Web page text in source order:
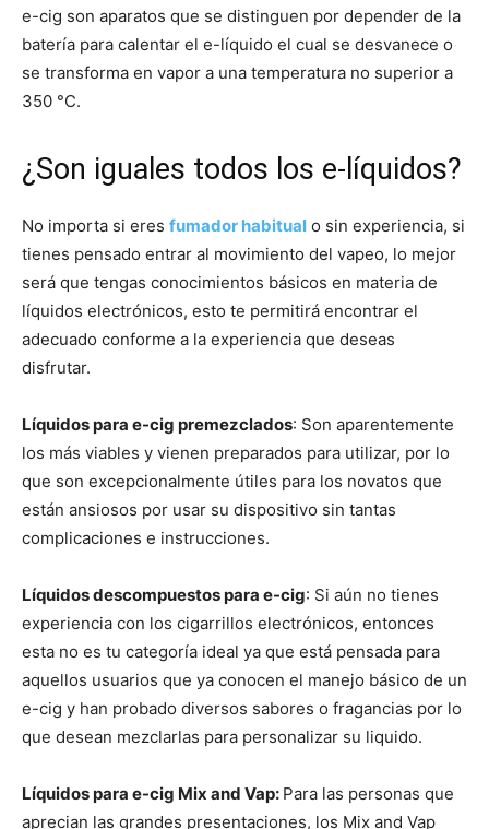
e-cig son aparatos que se distinguen por depender de la
batería para calentar el e-líquido el cual se desvanece o
se transforma en vapor a una temperatura no superior a
350 °C.
¿Son iguales todos los e-líquidos?
No importa si eres fumador habitual o sin experiencia, si
tienes pensado entrar al movimiento del vapeo, lo mejor
será que tengas conocimientos básicos en materia de
líquidos electrónicos, esto te permitirá encontrar el
adecuado conforme a la experiencia que deseas
disfrutar.
Líquidos para e-cig premezclados: Son aparentemente
los más viables y vienen preparados para utilizar, por lo
que son excepcionalmente útiles para los novatos que
están ansiosos por usar su dispositivo sin tantas
complicaciones e instrucciones.
Líquidos descompuestos para e-cig: Si aún no tienes
experiencia con los cigarrillos electrónicos, entonces
esta no es tu categoría ideal ya que está pensada para
aquellos usuarios que ya conocen el manejo básico de un
e-cig y han probado diversos sabores o fragancias por lo
que desean mezclarlas para personalizar su liquido.
Líquidos para e-cig Mix and Vap: Para las personas que
aprecian las grandes presentaciones, los Mix and Vap